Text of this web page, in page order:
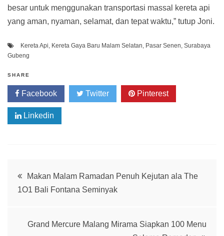
besar untuk menggunakan transportasi massal kereta api
yang aman, nyaman, selamat, dan tepat waktu,” tutup Joni.
Kereta Api, Kereta Gaya Baru Malam Selatan, Pasar Senen, Surabaya
Gubeng
SHARE
Facebook Twitter Pinterest
Linkedin
PostMakan Malam Ramadan Penuh Kejutan ala The
1O1 Bali Fontana Seminyak
Grand Mercure Malang Mirama Siapkan 100 Menu